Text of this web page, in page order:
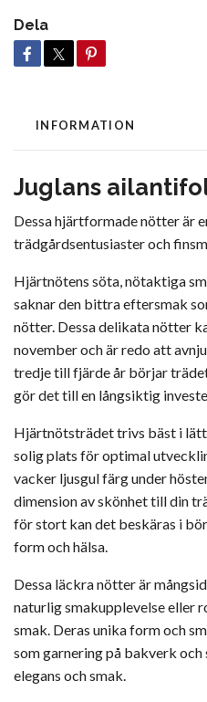
Dela
INFORMATION
Juglans
Dessa hjärtformade nötter är
trädgårdsentusiaster och
Hjärtnötens söta, nötaktiga
saknar den bittra eftersmak
nötter. Dessa delikata nötter
november och är redo att
tredje till fjärde år börjar
gör det till en långsiktig
Hjärtnötsträdet trivs bäst i
solig plats för optimal
vacker ljusgul färg under
dimension av skönhet till din
för stort kan det beskäras i
form och hälsa.
Dessa läckra nötter är
naturlig smakupplevelse eller
smak. Deras unika form och
som garnering på bakverk
elegans och smak.